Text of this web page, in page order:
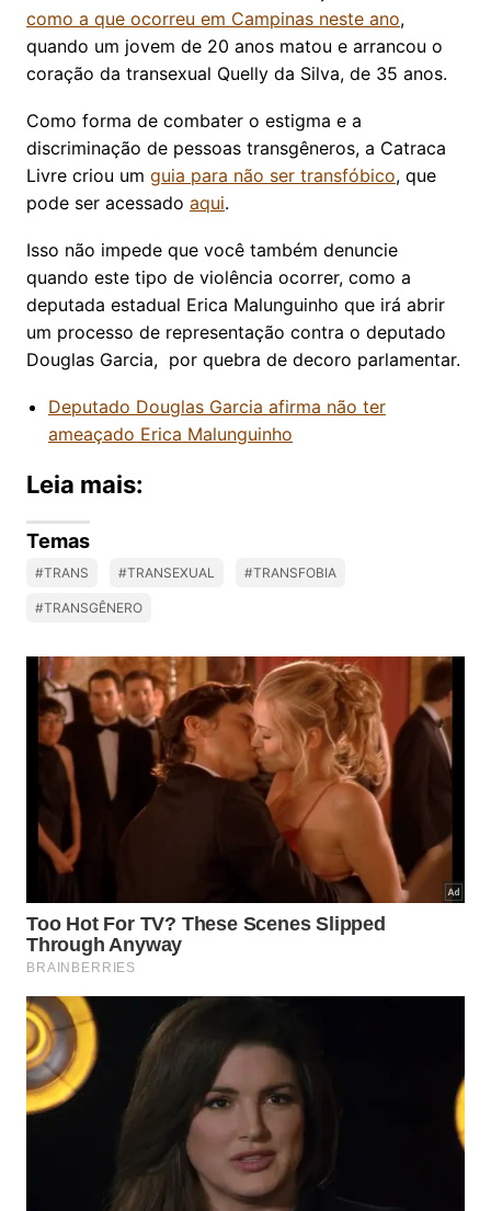
como a que ocorreu em Campinas neste ano,
quando um jovem de 20 anos matou e arrancou o
coração da transexual Quelly da Silva, de 35 anos.
Como forma de combater o estigma e a
discriminação de pessoas transgêneros, a Catraca
Livre criou um guia para não ser transfóbico, que
pode ser acessado aqui.
Isso não impede que você também denuncie
quando este tipo de violência ocorrer, como a
deputada estadual Erica Malunguinho que irá abrir
um processo de representação contra o deputado
Douglas Garcia, por quebra de decoro parlamentar.
Deputado Douglas Garcia afirma não ter
ameaçado Erica Malunguinho
Leia mais:
Temas
#TRANS #TRANSEXUAL #TRANSFOBIA
#TRANSGÊNERO